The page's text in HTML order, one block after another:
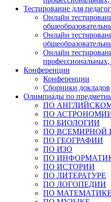
Тестирование для
Онлайн
Онлайн
Онлайн
Конференции
Конференции
Сборники докладов
Олимпиады по
ПО
ПО
ПО БИОЛОГИИ
ПО ВСЕМИРНОЙ
ПО ГЕОГРАФИИ
ПО ИЗО
ПО
ПО ИСТОРИИ
ПО ЛИТЕРАТУРЕ
ПО ЛОГОПЕДИИ
ПО МАТЕМАТИКЕ